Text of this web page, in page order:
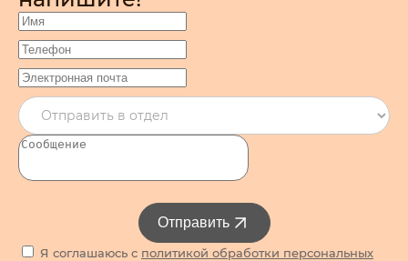
Я соглашаюсь с политикой обработки персональных
Отправить